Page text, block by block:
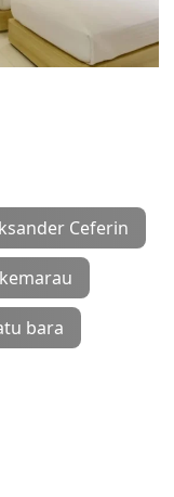
Ceferin
bara